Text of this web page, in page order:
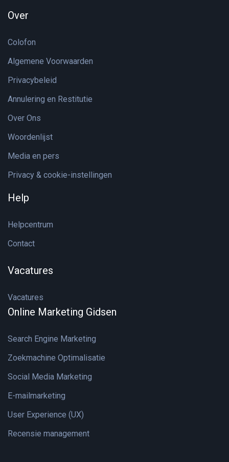
Over
Colofon
Algemene Voorwaarden
Privacybeleid
Annulering en Restitutie
Over Ons
Woordenlijst
Media en pers
Privacy & cookie-instellingen
Help
Helpcentrum
Contact
Vacatures
Vacatures
Online Marketing Gidsen
Search Engine Marketing
Zoekmachine Optimalisatie
Social Media Marketing
E-mailmarketing
User Experience (UX)
Recensie management